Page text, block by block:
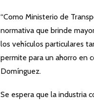
“Como Ministerio de
normativa que brinde
los vehículos particulares
permite para un ahorro en
Domínguez.
Se espera que la industria